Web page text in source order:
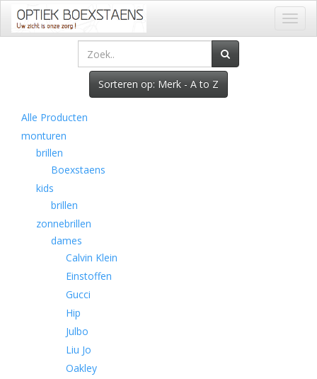
Sorteren op: Merk - A to Z
Alle Producten
monturen
brillen
Boexstaens
kids
brillen
zonnebrillen
dames
Calvin Klein
Einstoffen
Gucci
Hip
Julbo
Liu Jo
Oakley